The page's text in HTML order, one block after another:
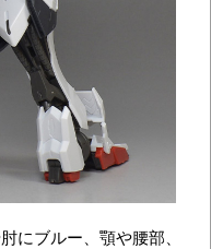
にブルー、顎や腰部、